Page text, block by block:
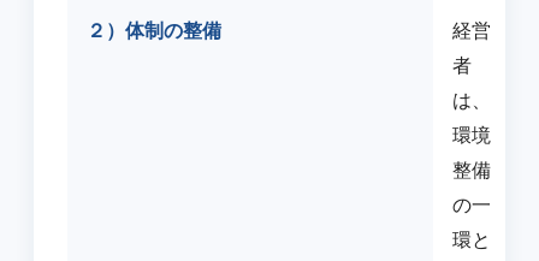
２）体制の整備
経営
者
は、
環境
整備
の一
環と